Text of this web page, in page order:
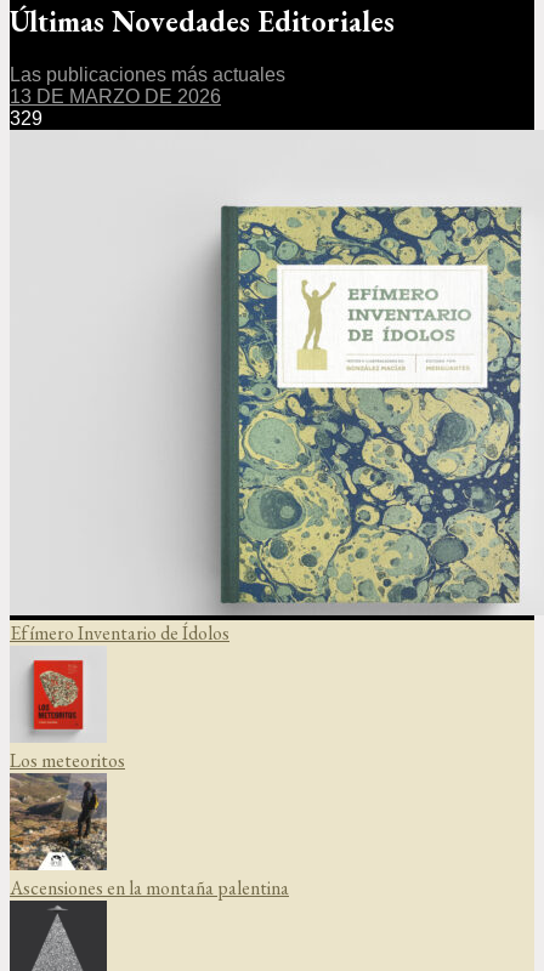
Últimas Novedades Editoriales
Las publicaciones más actuales
13 DE MARZO DE 2026
329
Efímero Inventario de Ídolos
Los meteoritos
Ascensiones en la montaña palentina